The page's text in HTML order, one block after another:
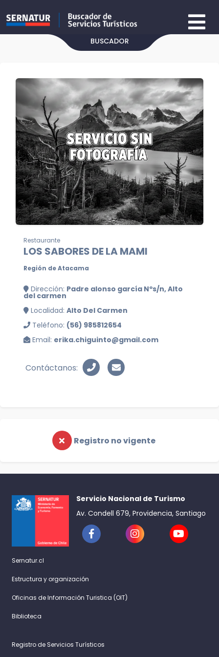
BUSCADOR
Restaurante
LOS SABORES DE LA MAMI
Región de Atacama
Dirección: Padre alonso garcía Nºs/n, Alto
del carmen
Localidad: Alto Del Carmen
Teléfono: (56) 985812654
Email: erika.chiguinto@gmail.com
Contáctanos:
Registro no vigente
Servicio Nacional de Turismo
Av. Condell 679, Providencia, Santiago
Sernatur.cl
Estructura y organización
Oficinas de Información Turistica (OIT)
Biblioteca
Registro de Servicios Turísticos